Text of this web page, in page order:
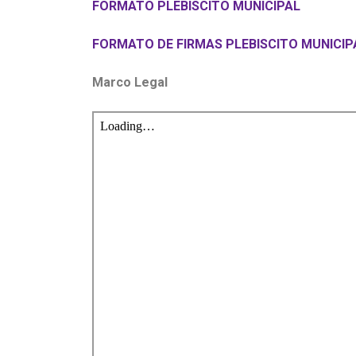
FORMATO PLEBISCITO MUNICIPAL
FORMATO DE FIRMAS PLEBISCITO
Marco Legal